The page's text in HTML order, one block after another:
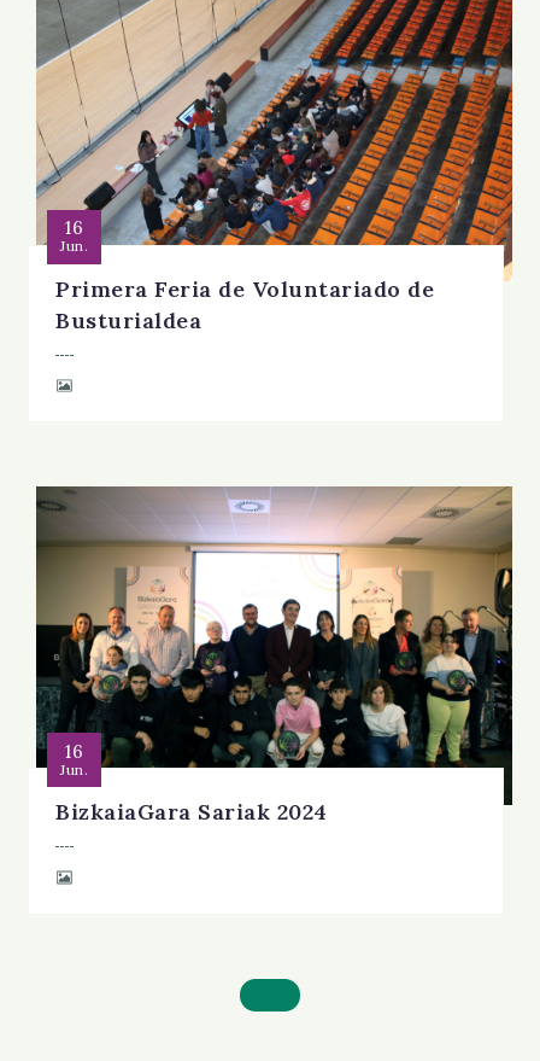
16
Jun.
Primera Feria de Voluntariado de
Busturialdea
16
Jun.
BizkaiaGara Sariak 2024